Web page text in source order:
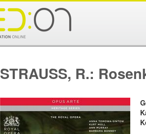
STRAUSS, R.: